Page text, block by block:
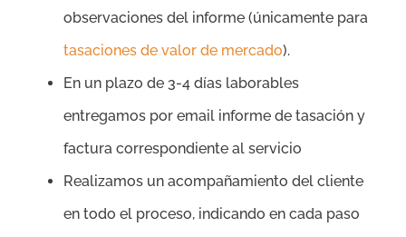
observaciones del informe (únicamente para
tasaciones de valor de mercado).
En un plazo de 3-4 días laborables
entregamos por email informe de tasación y
factura correspondiente al servicio
Realizamos un acompañamiento del cliente
en todo el proceso, indicando en cada paso